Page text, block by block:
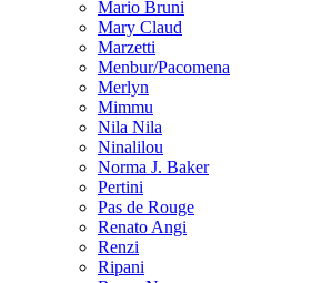
Mario Bruni
Mary Claud
Marzetti
Menbur/Pacomena
Merlyn
Mimmu
Nila Nila
Ninalilou
Norma J. Baker
Pertini
Pas de Rouge
Renato Angi
Renzi
Ripani